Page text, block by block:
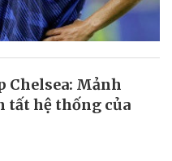
Chelsea: Mảnh
tất hệ thống của